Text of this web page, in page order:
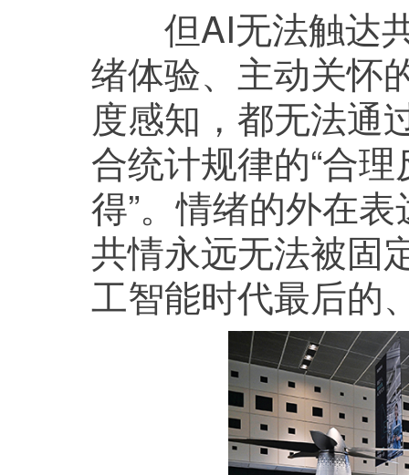
但AI无法触达共
绪体验、主动关怀
度感知，都无法通
合统计规律的“合
得”。情绪的外在
共情永远无法被固
工智能时代最后的